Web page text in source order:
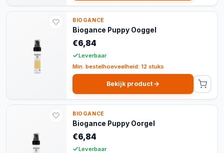
BIOGANCE
Biogance Puppy Ooggel
€6,84
Leverbaar
Min. bestelhoeveelheid: 12 stuks
Bekijk product
BIOGANCE
Biogance Puppy Oorgel
€6,84
Leverbaar